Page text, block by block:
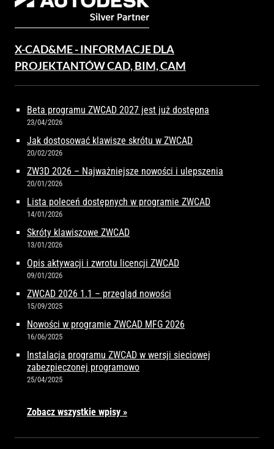
X-CAD&ME - INFORMACJE DLA
PROJEKTANTÓW CAD, BIM, CAM
Beta programu ZWCAD 2027 jest już dostępna
23/04/2026
Jak dostosować klawisze skrótu w ZWCAD
20/02/2026
ZW3D 2026 – Najważniejsze nowości i ulepszenia
20/01/2026
Lista poleceń dostępnych w programie ZWCAD
14/01/2026
Skróty klawiszowe ZWCAD
13/01/2026
Opis aktywacji i zwrotu licencji ZWCAD
09/01/2026
ZWCAD 2026 1.1 – przegląd nowości
15/09/2025
Nowości w programie ZWCAD MFG 2026
16/06/2025
Instalacja programu ZWCAD w wersji sieciowej
zabezpieczonej programowo
25/04/2025
Zobacz wszystkie wpisy »